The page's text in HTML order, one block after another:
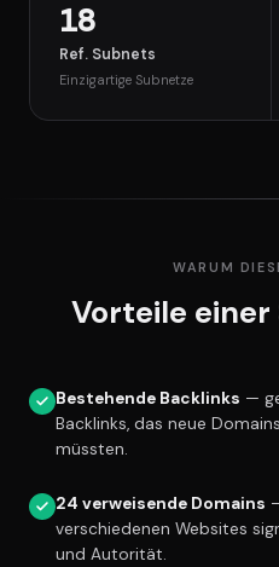
18
Ref. Subnets
Einzigartige Subnetze
WARUM
Vorteile einer
Bestehende Backlinks —
Backlinks, das neue
müssten.
24 verweisende Domains
verschiedenen Websites
und Autorität.